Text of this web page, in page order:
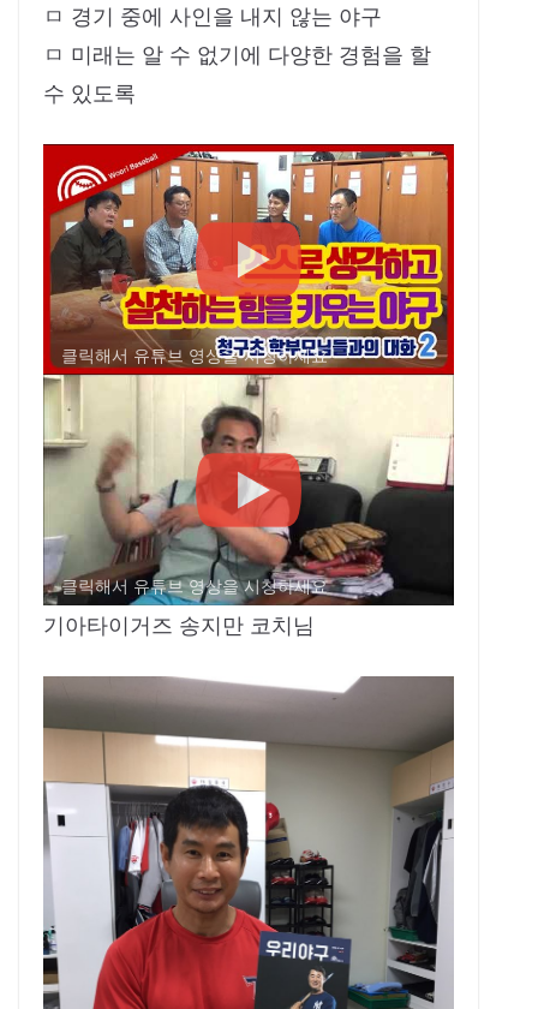
ㅁ 경기 중에 사인을 내지 않는 야구
ㅁ 미래는 알 수 없기에 다양한 경험을 할
수 있도록
클릭해서 유튜브 영상을 시청하세요
클릭해서 유튜브 영상을 시청하세요
기아타이거즈 송지만 코치님